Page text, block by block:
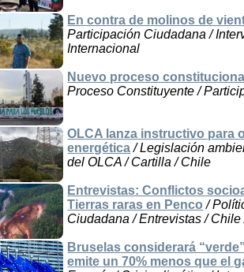
En contra de molinos de
Participación Ciudadana /
Internacional
Nuevo proceso
Proceso Constituyente /
OLCA lanza instructivo para
energética/ Legislación
del OLCA / Cartilla / Chile
Entrevistas: Conflictos
Tierras raras en Penco /
Ciudadana / Entrevistas /
Bruselas considerará
emite un 70% menos que el